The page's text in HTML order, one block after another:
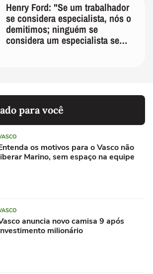
Henry Ford: "Se um trabalhador
se considera especialista, nós o
demitimos; ninguém se
considera um especialista se
para você
os motivos para o Vasco não
Marino, sem espaço na equipe
anuncia novo camisa 9 após
milionário